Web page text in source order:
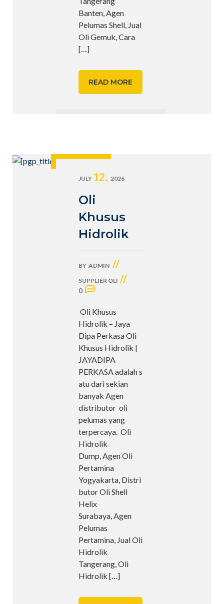
Banten, Agen
Pelumas Shell, Jual
Oli Gemuk, Cara
[…]
READ MORE
JULY 12, 2026
Oli
Khusus
Hidrolik
BY ADMIN //
SUPPLIER OLI //
0
Oli Khusus
Hidrolik – Jaya
Dipa Perkasa Oli
Khusus Hidrolik |
JAYADIPA
PERKASA adalah s
atu dari sekian
banyak Agen
distributor oli
pelumas yang
terpercaya. Oli
Hidrolik
Dump, Agen Oli
Pertamina
Yogyakarta, Distri
butor Oli Shell
Helix
Surabaya, Agen
Pelumas
Pertamina, Jual Oli
Hidrolik
Tangerang, Oli
Hidrolik […]